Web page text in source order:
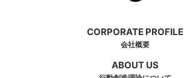
CORPORATE PROFILE
会社概要
ABOUT US